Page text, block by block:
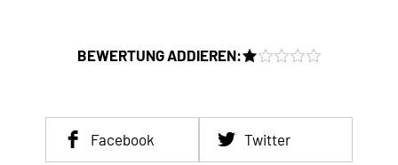
BEWERTUNG ADDIEREN:
Facebook Twitter